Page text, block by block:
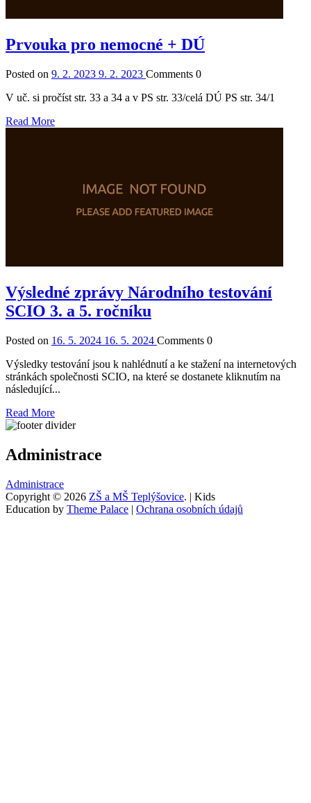
Prvouka pro nemocné + DÚ
Posted on 9. 2. 2023 9. 2. 2023 Comments 0
V uč. si pročíst str. 33 a 34 a v PS str. 33/celá DÚ PS str. 34/1
Read More
Výsledné zprávy Národního testování
SCIO 3. a 5. ročníku
Posted on 16. 5. 2024 16. 5. 2024 Comments 0
Výsledky testování jsou k nahlédnutí a ke stažení na internetových
stránkách společnosti SCIO, na které se dostanete kliknutím na
následující...
Read More
Administrace
Administrace
Copyright © 2026 ZŠ a MŠ Teplýšovice. | Kids
Education by Theme Palace | Ochrana osobních údajů